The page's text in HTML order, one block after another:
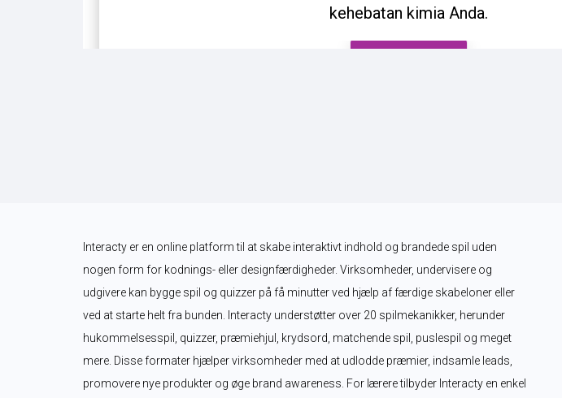
Interacty er en online platform til at skabe interaktivt indhold og brandede spil uden
nogen form for kodnings- eller designfærdigheder. Virksomheder, undervisere og
udgivere kan bygge spil og quizzer på få minutter ved hjælp af færdige skabeloner eller
ved at starte helt fra bunden. Interacty understøtter over 20 spilmekanikker, herunder
hukommelsesspil, quizzer, præmiehjul, krydsord, matchende spil, puslespil og meget
mere. Disse formater hjælper virksomheder med at udlodde præmier, indsamle leads,
promovere nye produkter og øge brand awareness. For lærere tilbyder Interacty en enkel